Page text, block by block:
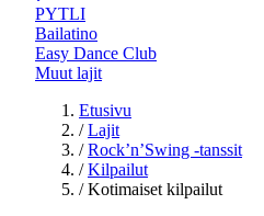
PYTLI
Bailatino
Easy Dance Club
Muut lajit
Etusivu
/ Lajit
/ Rock’n’Swing -tanssit
/ Kilpailut
/ Kotimaiset kilpailut